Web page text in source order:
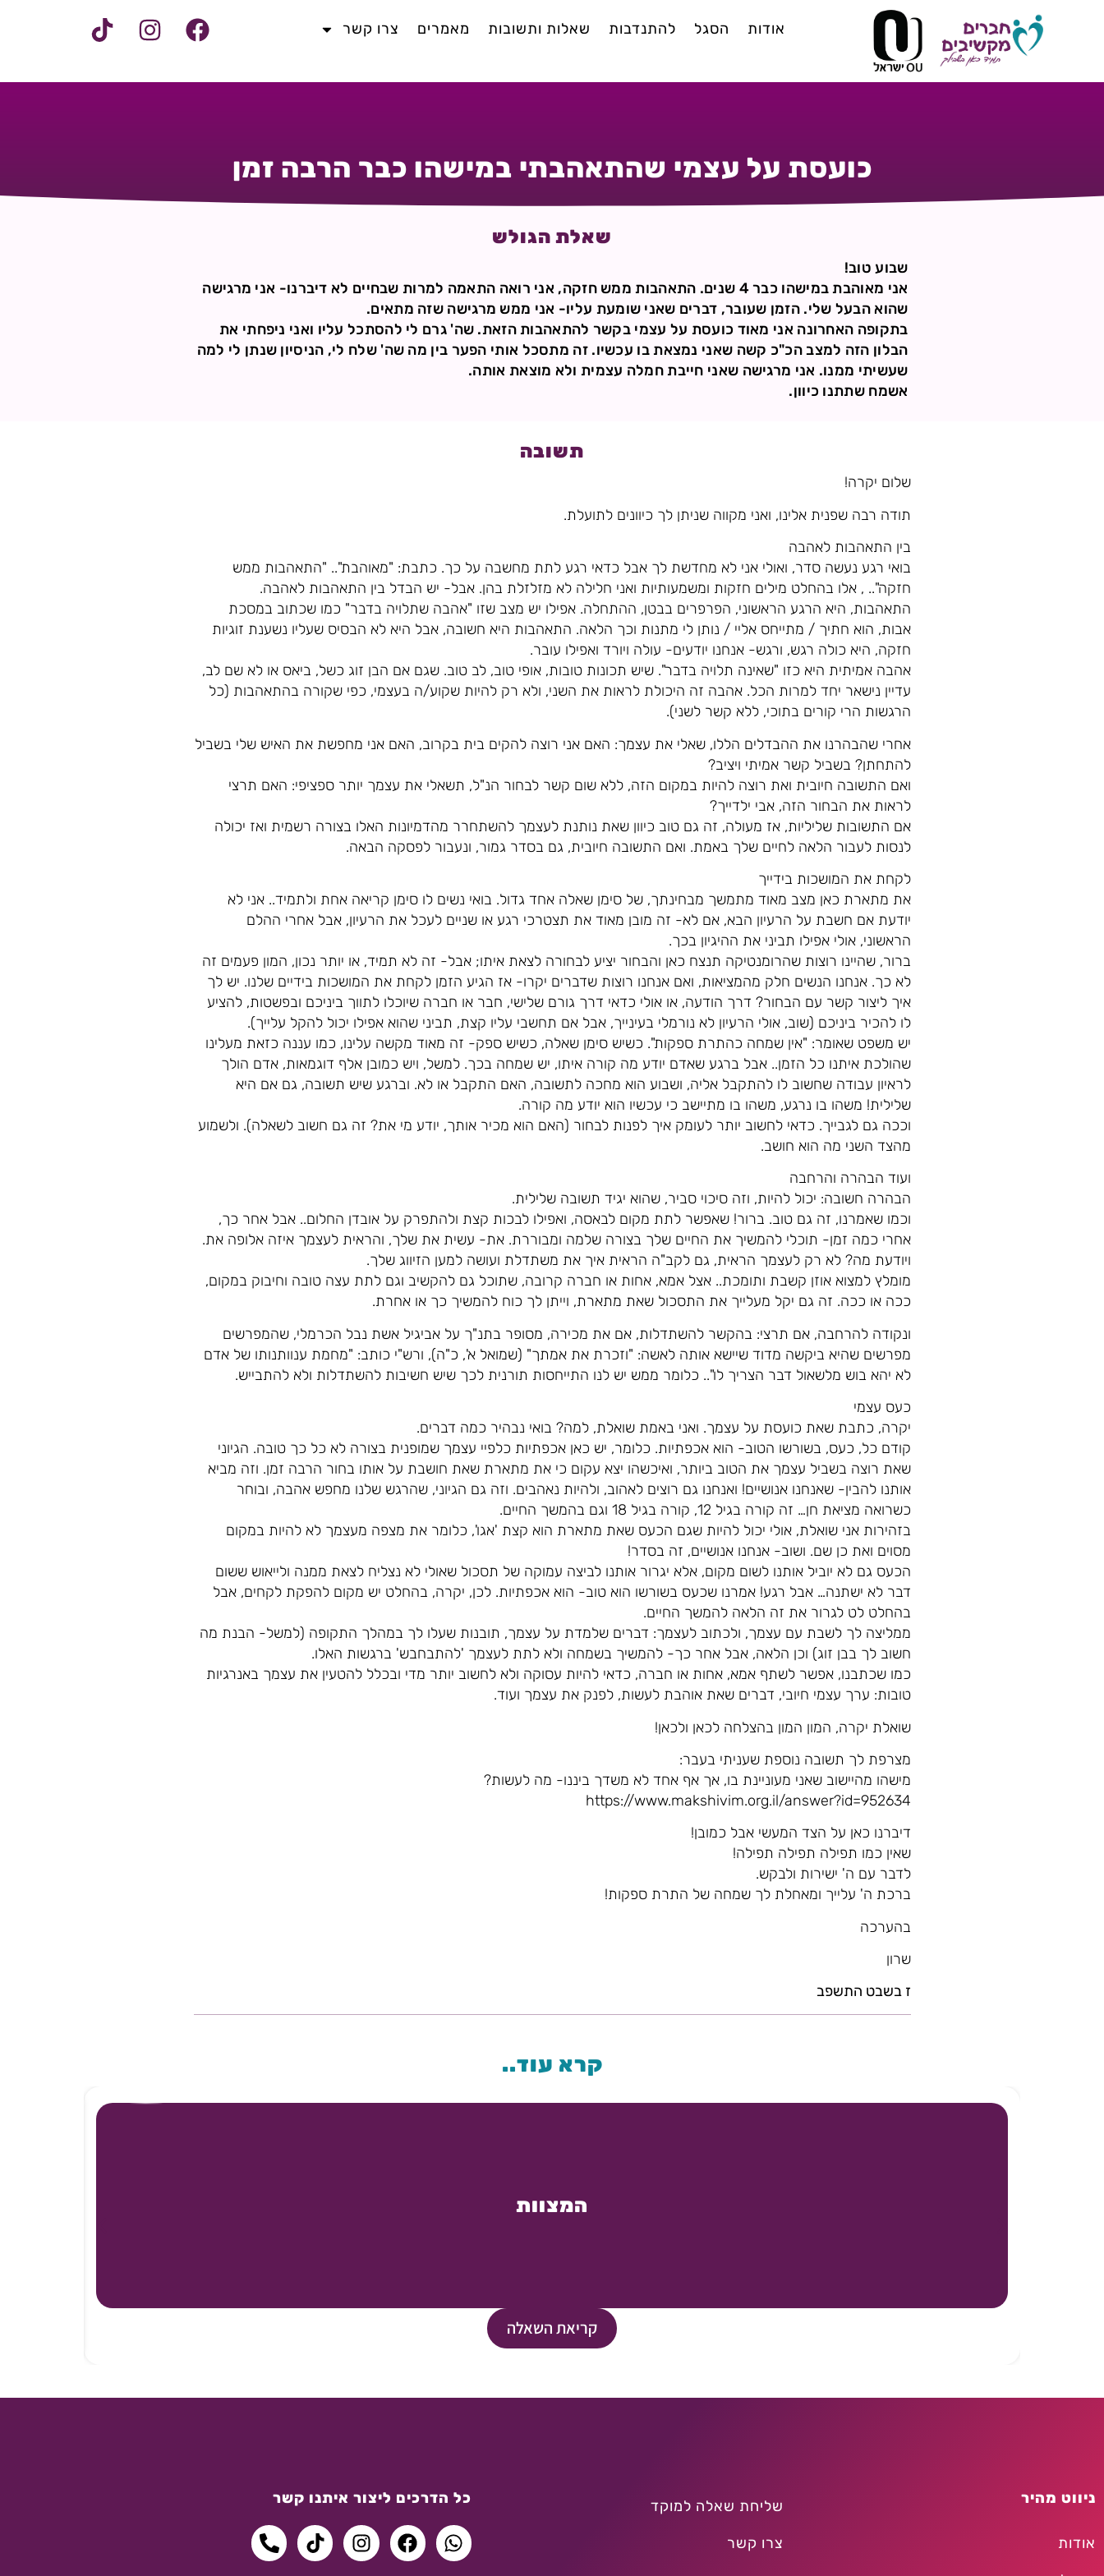
אודות הסגל להתנדבות שאלות ותשובות מאמרים צרו קשר
כועסת על עצמי שהתאהבתי במישהו כבר הרבה זמן
שאלת הגולש
שבוע טוב!
אני מאוהבת במישהו כבר 4 שנים. התאהבות ממש חזקה, אני רואה התאמה למרות שבחיים לא דיברנו- אני מרגישה
שהוא הבעל שלי. הזמן שעובר, דברים שאני שומעת עליו- אני ממש מרגישה שזה מתאים.
בתקופה האחרונה אני מאוד כועסת על עצמי בקשר להתאהבות הזאת. שה' גרם לי להסתכל עליו ואני ניפחתי את
הבלון הזה למצב הכ"כ קשה שאני נמצאת בו עכשיו. זה מתסכל אותי הפער בין מה שה' שלח לי, הניסיון שנתן לי למה
שעשיתי ממנו. אני מרגישה שאני חייבת חמלה עצמית ולא מוצאת אותה.
אשמח שתתנו כיוון.
תשובה
שלום יקרה!
תודה רבה שפנית אלינו, ואני מקווה שניתן לך כיוונים לתועלת.
בין התאהבות לאהבה
בואי רגע נעשה סדר, ואולי אני לא מחדשת לך אבל כדאי רגע לתת מחשבה על כך. כתבת: "מאוהבת".. "התאהבות ממש
חזקה".. , אלו בהחלט מילים חזקות ומשמעותיות ואני חלילה לא מזלזלת בהן. אבל- יש הבדל בין התאהבות לאהבה.
התאהבות, היא הרגע הראשוני, הפרפרים בבטן, ההתחלה. אפילו יש מצב שזו "אהבה שתלויה בדבר" כמו שכתוב במסכת
אבות, הוא חתיך / מתייחס אליי / נותן לי מתנות וכך הלאה. התאהבות היא חשובה, אבל היא לא הבסיס שעליו נשענת זוגיות
חזקה, היא כולה רגש, ורגש- אנחנו יודעים- עולה ויורד ואפילו עובר.
אהבה אמיתית היא כזו "שאינה תלויה בדבר". שיש תכונות טובות, אופי טוב, לב טוב. שגם אם הבן זוג כשל, ביאס או לא שם לב,
עדיין נישאר יחד למרות הכל. אהבה זה היכולת לראות את השני, ולא רק להיות שקוע/ה בעצמי, כפי שקורה בהתאהבות (כל
הרגשות הרי קורים בתוכי, ללא קשר לשני).
אחרי שהבהרנו את ההבדלים הללו, שאלי את עצמך: האם אני רוצה להקים בית בקרוב, האם אני מחפשת את האיש שלי בשביל
להתחתן? בשביל קשר אמיתי ויציב?
ואם התשובה חיובית ואת רוצה להיות במקום הזה, ללא שום קשר לבחור הנ"ל, תשאלי את עצמך יותר ספציפי: האם תרצי
לראות את הבחור הזה, אבי ילדייך?
אם התשובות שליליות, אז מעולה, זה גם טוב כיוון שאת נותנת לעצמך להשתחרר מהדמיונות האלו בצורה רשמית ואז יכולה
לנסות לעבור הלאה לחיים שלך באמת. ואם התשובה חיובית, גם בסדר גמור, ונעבור לפסקה הבאה.
לקחת את המושכות בידייך
את מתארת כאן מצב מאוד מתמשך מבחינתך, של סימן שאלה אחד גדול. בואי נשים לו סימן קריאה אחת ולתמיד.. אני לא
יודעת אם חשבת על הרעיון הבא, אם לא- זה מובן מאוד את תצטרכי רגע או שניים לעכל את הרעיון, אבל אחרי ההלם
הראשוני, אולי אפילו תביני את ההיגיון בכך.
ברור, שהיינו רוצות שהרומנטיקה תנצח כאן והבחור יציע לבחורה לצאת איתו; אבל- זה לא תמיד, או יותר נכון, המון פעמים זה
לא כך. אנחנו הנשים חלק מהמציאות, ואם אנחנו רוצות שדברים יקרו- אז הגיע הזמן לקחת את המושכות בידיים שלנו. יש לך
איך ליצור קשר עם הבחור? דרך הודעה, או אולי כדאי דרך גורם שלישי, חבר או חברה שיוכלו לתווך ביניכם ובפשטות, להציע
לו להכיר ביניכם (שוב, אולי הרעיון לא נורמלי בעינייך, אבל אם תחשבי עליו קצת, תביני שהוא אפילו יכול להקל עלייך).
יש משפט שאומר: "אין שמחה כהתרת ספקות". כשיש סימן שאלה, כשיש ספק- זה מאוד מקשה עלינו, כמו עננה כזאת מעלינו
שהולכת איתנו כל הזמן.. אבל ברגע שאדם יודע מה קורה איתו, יש שמחה בכך. למשל, ויש כמובן אלף דוגמאות, אדם הולך
לראיון עבודה שחשוב לו להתקבל אליה, ושבוע הוא מחכה לתשובה, האם התקבל או לא. וברגע שיש תשובה, גם אם היא
שלילית! משהו בו נרגע, משהו בו מתיישב כי עכשיו הוא יודע מה קורה.
וככה גם לגבייך. כדאי לחשוב יותר לעומק איך לפנות לבחור (האם הוא מכיר אותך, יודע מי את? זה גם חשוב לשאלה). ולשמוע
מהצד השני מה הוא חושב.
ועוד הבהרה והרחבה
הבהרה חשובה: יכול להיות, וזה סיכוי סביר, שהוא יגיד תשובה שלילית.
וכמו שאמרנו, זה גם טוב. ברור! שאפשר לתת מקום לבאסה, ואפילו לבכות קצת ולהתפרק על אובדן החלום.. אבל אחר כך,
אחרי כמה זמן- תוכלי להמשיך את החיים שלך בצורה שלמה ומבוררת. את- עשית את שלך, והראית לעצמך איזה אלופה את.
ויודעת מה? לא רק לעצמך הראית, גם לקב"ה הראית איך את משתדלת ועושה למען הזיווג שלך.
מומלץ למצוא אוזן קשבת ותומכת.. אצל אמא, אחות או חברה קרובה, שתוכל גם להקשיב וגם לתת עצה טובה וחיבוק במקום,
ככה או ככה. זה גם יקל מעלייך את התסכול שאת מתארת, וייתן לך כוח להמשיך כך או אחרת.
ונקודה להרחבה, אם תרצי: בהקשר להשתדלות, אם את מכירה, מסופר בתנ"ך על אביגיל אשת נבל הכרמלי, שהמפרשים
מפרשים שהיא ביקשה מדוד שיישא אותה לאשה: "וזכרת את אמתך" (שמואל א', כ"ה), ורש"י כותב: "מחמת ענוותנותו של אדם
לא יהא בוש מלשאול דבר הצריך לו".. כלומר ממש יש לנו התייחסות תורנית לכך שיש חשיבות להשתדלות ולא להתבייש.
כעס עצמי
יקרה, כתבת שאת כועסת על עצמך. ואני באמת שואלת, למה? בואי נבהיר כמה דברים.
קודם כל, כעס, בשורשו הטוב- הוא אכפתיות. כלומר, יש כאן אכפתיות כלפיי עצמך שמופנית בצורה לא כל כך טובה. הגיוני
שאת רוצה בשביל עצמך את הטוב ביותר, ואיכשהו יצא עקום כי את מתארת שאת חושבת על אותו בחור הרבה זמן. וזה מביא
אותנו להבין- שאנחנו אנושיים! ואנחנו גם רוצים לאהוב, ולהיות נאהבים. וזה גם הגיוני, שהרגש שלנו מחפש אהבה, ובוחר
כשרואה מציאת חן… זה קורה בגיל 12, קורה בגיל 18 וגם בהמשך החיים.
בזהירות אני שואלת, אולי יכול להיות שגם הכעס שאת מתארת הוא קצת 'אגו', כלומר את מצפה מעצמך לא להיות במקום
מסוים ואת כן שם. ושוב- אנחנו אנושיים, זה בסדר!
הכעס גם לא יוביל אותנו לשום מקום, אלא יגרור אותנו לביצה עמוקה של תסכול שאולי לא נצליח לצאת ממנה ולייאוש ששום
דבר לא ישתנה… אבל רגע! אמרנו שכעס בשורשו הוא טוב- הוא אכפתיות. לכן, יקרה, בהחלט יש מקום להפקת לקחים, אבל
בהחלט לט לגרור את זה הלאה להמשך החיים.
ממליצה לך לשבת עם עצמך, ולכתוב לעצמך: דברים שלמדת על עצמך, תובנות שעלו לך במהלך התקופה (למשל- הבנת מה
חשוב לך בבן זוג) וכן הלאה, אבל אחר כך- להמשיך בשמחה ולא לתת לעצמך 'להתבחבש' ברגשות האלו.
כמו שכתבנו, אפשר לשתף אמא, אחות או חברה, כדאי להיות עסוקה ולא לחשוב יותר מדי ובכלל להטעין את עצמך באנרגיות
טובות: ערך עצמי חיובי, דברים שאת אוהבת לעשות, לפנק את עצמך ועוד.
שואלת יקרה, המון המון בהצלחה לכאן ולכאן!
מצרפת לך תשובה נוספת שעניתי בעבר:
מישהו מהיישוב שאני מעוניינת בו, אך אף אחד לא משדך ביננו- מה לעשות?
https://www.makshivim.org.il/answer?id=952634
דיברנו כאן על הצד המעשי אבל כמובן!
שאין כמו תפילה תפילה תפילה!
לדבר עם ה' ישירות ולבקש.
ברכת ה' עלייך ומאחלת לך שמחה של התרת ספקות!
בהערכה
שרון
ז בשבט התשפב
קרא עוד..
המצוות
קריאת השאלה
ניווט מהיר
אודות
שליחת שאלה למוקד
צרו קשר
כל הדרכים ליצור איתנו קשר